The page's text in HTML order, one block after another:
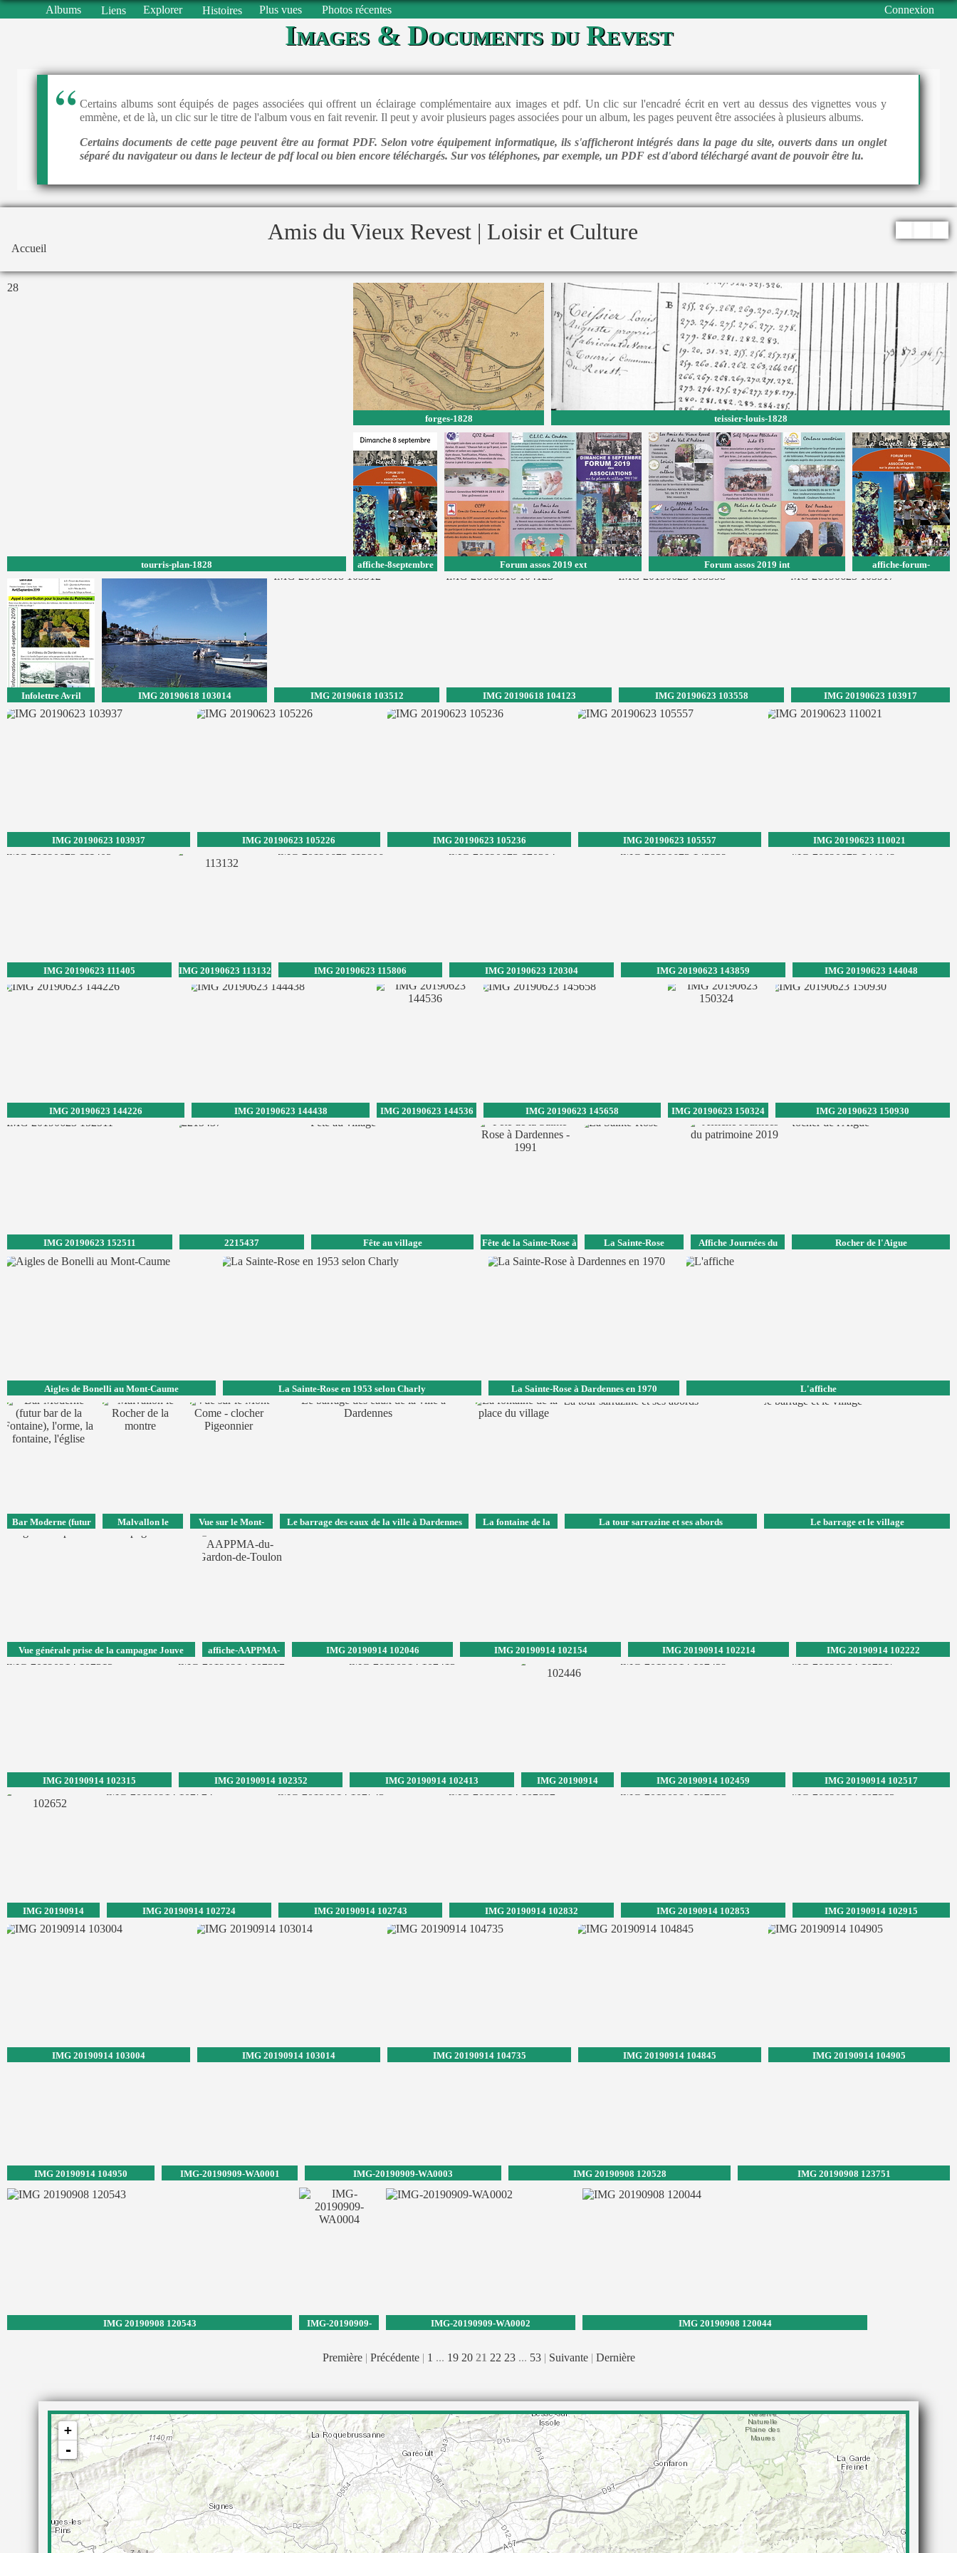
Albums Liens Explorer Histoires Plus vues Photos récentes Connexion
Images & Documents du Revest
Certains albums sont équipés de pages associées qui offrent un éclairage complémentaire aux images et pdf. Un clic sur l'encadré écrit en vert au dessus des vignettes vous y
emmène, et de là, un clic sur le titre de l'album vous en fait revenir. Il peut y avoir plusieurs pages associées pour un album, les pages peuvent être associées à plusieurs albums.
Certains documents de cette page peuvent être au format PDF. Selon votre équipement informatique, ils s'afficheront intégrés dans la page du site, ouverts dans un onglet
séparé du navigateur ou dans le lecteur de pdf local ou bien encore téléchargés. Sur vos téléphones, par exemple, un PDF est d'abord téléchargé avant de pouvoir être lu.
Amis du Vieux Revest | Loisir et Culture
Accueil
tourris-plan-1828
forges-1828 teissier-louis-1828
affiche-8septembre Forum assos 2019 ext Forum assos 2019 int
affiche-forum-
Infolettre Avril
IMG 20190618 103014 IMG 20190618 103512 IMG 20190618 104123 IMG 20190623 103558 IMG 20190623 103917
IMG 20190623 103937 IMG 20190623 105226 IMG 20190623 105236 IMG 20190623 105557 IMG 20190623 110021
IMG 20190623 111405 IMG 20190623 113132 IMG 20190623 115806 IMG 20190623 120304 IMG 20190623 143859 IMG 20190623 144048
IMG 20190623 144226 IMG 20190623 144438 IMG 20190623 144536 IMG 20190623 145658 IMG 20190623 150324 IMG 20190623 150930
IMG 20190623 152511 2215437 Fête au village
Fête de la Sainte-Rose à
La Sainte-Rose
Affiche Journées du
Rocher de l'Aigue
Aigles de Bonelli au Mont-Caume La Sainte-Rose en 1953 selon Charly La Sainte-Rose à Dardennes en 1970 L'affiche
Bar Moderne (futur
Malvallon le
Vue sur le Mont-
Pigeonnier
Le barrage des eaux de la ville à Dardennes
La fontaine de la
La tour sarrazine et ses abords Le barrage et le village
Vue générale prise de la campagne Jouve
affiche-AAPPMA-
IMG 20190914 102046 IMG 20190914 102154 IMG 20190914 102214 IMG 20190914 102222
IMG 20190914 102315 IMG 20190914 102352 IMG 20190914 102413
IMG 20190914
IMG 20190914 102459 IMG 20190914 102517
IMG 20190914
IMG 20190914 102724 IMG 20190914 102743 IMG 20190914 102832 IMG 20190914 102853 IMG 20190914 102915
IMG 20190914 103004 IMG 20190914 103014 IMG 20190914 104735 IMG 20190914 104845 IMG 20190914 104905
IMG 20190914 104950 IMG-20190909-WA0001 IMG-20190909-WA0003 IMG 20190908 120528 IMG 20190908 123751
IMG 20190908 120543
IMG-20190909-
IMG-20190909-WA0002 IMG 20190908 120044
Première| Précédente| 1 ... 19 20 21 22 23... 53 | Suivante | Dernière
+
-